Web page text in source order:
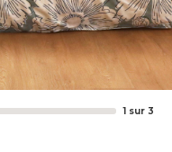
1 sur 3